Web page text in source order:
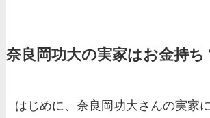
基俊介の実家は
人？家族を
奈良岡功大の実家はお金持ち
はじめに、奈良岡功大さんの実家